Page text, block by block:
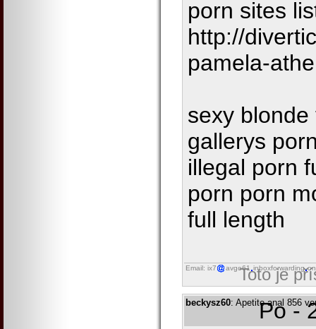
porn sites
http://
pamela-
sexy
gallerys
illegal porn
porn porn
full length
Email: ix7 avgo61 inboxforwarding
Toto je
beckysz60: Apetite anal 856
Po -